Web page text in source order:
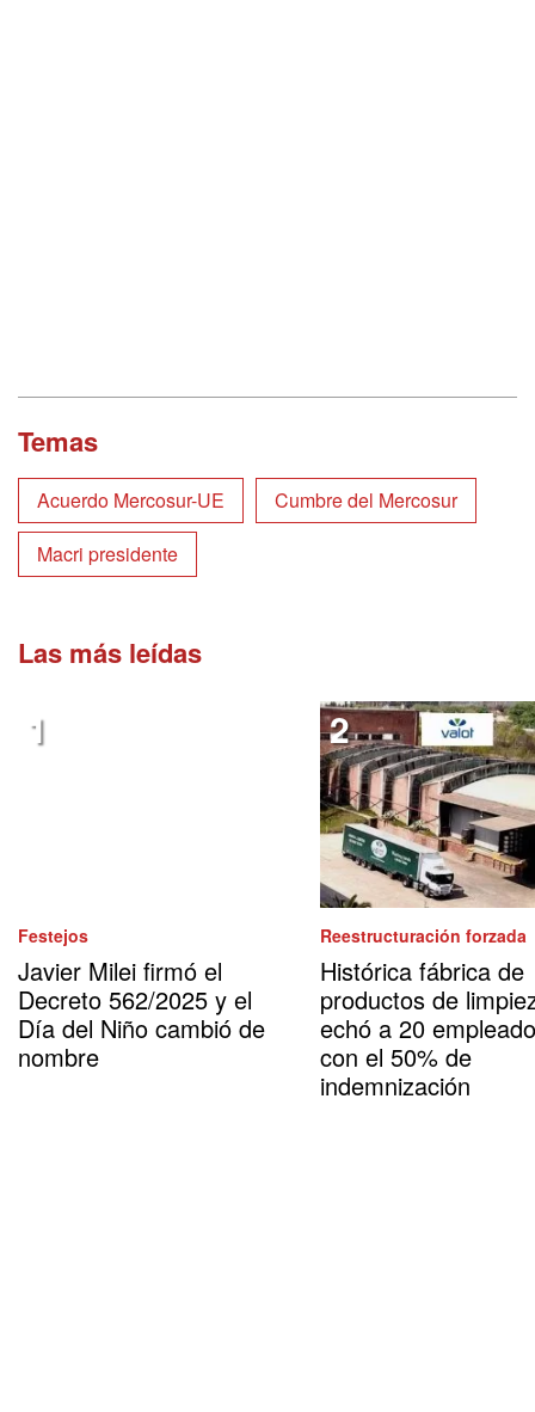
Temas
Acuerdo Mercosur-UE
Cumbre del Mercosur
Macri presidente
Las más leídas
Festejos
Javier Milei firmó el
Decreto 562/2025 y el
Día del Niño cambió de
nombre
Reestructuración forzada
Histórica fábrica de
productos de
echó a 20
con el 50% de
indemnización